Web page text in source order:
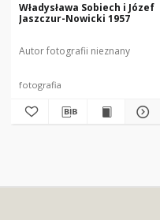
Władysława Sobiech i Józef
Jaszczur-Nowicki 1957
Autor fotografii nieznany
fotografia